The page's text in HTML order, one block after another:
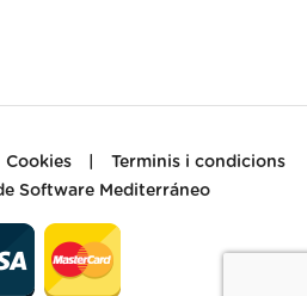
Cookies
Terminis i condicions
Software Mediterráneo